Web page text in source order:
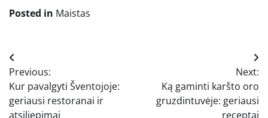
Posted in Maistas
Navigacija
tarp
įrašų
Previous:
Kur pavalgyti Šventojoje:
geriausi restoranai ir
atsiliepimai
Next:
Ką gaminti karšto oro
gruzdintuvėje: geriausi
receptai